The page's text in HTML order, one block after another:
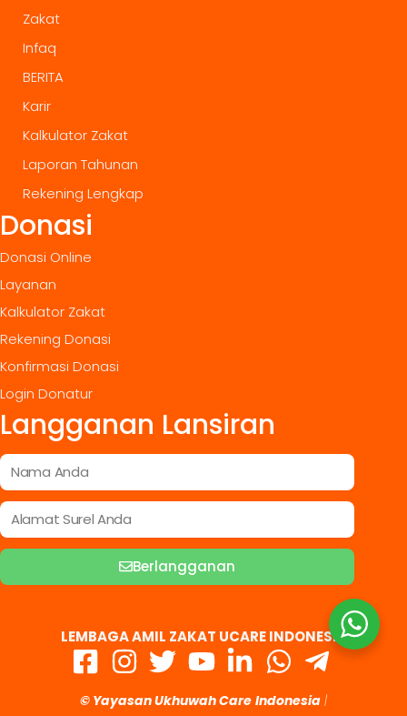
Zakat
Infaq
BERITA
Karir
Kalkulator Zakat
Laporan Tahunan
Rekening Lengkap
Donasi
Donasi Online
Layanan
Kalkulator Zakat
Rekening Donasi
Konfirmasi Donasi
Login Donatur
Langganan Lansiran
Berlangganan
LEMBAGA AMIL ZAKAT UCARE INDONESIA
© Yayasan Ukhuwah Care Indonesia |